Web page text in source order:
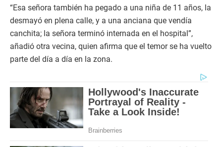
“Esa señora también ha pegado a una niña de 11 años, la
desmayó en plena calle, y a una anciana que vendía
canchita; la señora terminó internada en el hospital”,
añadió otra vecina, quien afirma que el temor se ha vuelto
parte del día a día en la zona.